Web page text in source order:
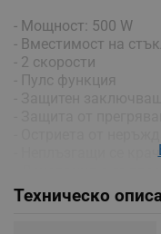
- Мощност: 500 W
- Вместимост на
- 2 скорости
- Пулс функция
- Неплъзгащи се
- Номинално
- Честота: 50/60 Hz
Техническо